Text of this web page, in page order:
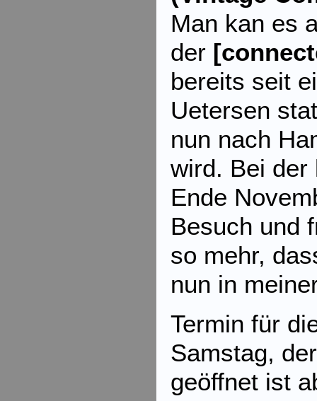
Man kan es
der
bereits seit
Uetersen
nun nach
wird. Bei der
Ende
Besuch und
so mehr,
nun in
Termin für
Samstag,
geöffnet ist